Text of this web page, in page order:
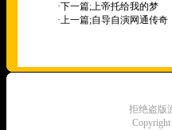
·下一篇;上帝托给我的梦
·上一篇;自导自演网通传奇
拒绝盗版